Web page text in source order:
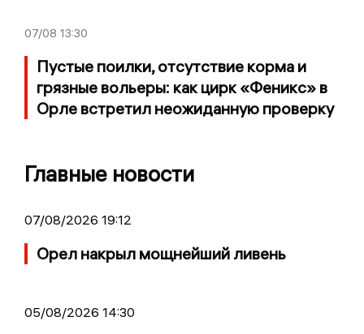
07/08 13:30
Пустые поилки, отсутствие корма и
грязные вольеры: как цирк «Феникс» в
Орле встретил неожиданную проверку
Главные новости
07/08/2026 19:12
Орел накрыл мощнейший ливень
05/08/2026 14:30